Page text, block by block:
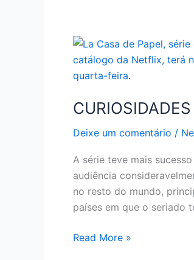
Deixe um comentário /
A série teve mais
audiência
no resto do mundo,
países em que o seriado
CURIOSIDADES
Read More »